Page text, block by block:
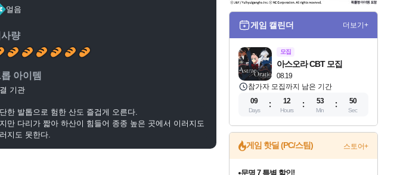
얼음
량
아이템
기관
한 발톱으로 험한 산도 즐겁게 오른다.
만 다리가 짧아 하산이 힘들어 종종 높은 곳에서 이러지도
지도 못한다.
게임 캘린더 더보기+
모집
08.19
아스오라 CBT 모집
참가자 모집까지 남은 기간
09
Days
12
Hours
53
Min
48
Sec
게임 핫딜 (PC/스팀) 스토어+
문명 7 특별 할인!
조선&고려 DLC 출시 예정
50%할인&추가 적립까지!
마블 투혼 파이팅 소울즈 정식출시!